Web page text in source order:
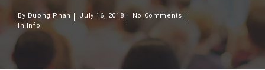
By Duong Phan July 16, 2018
No Comments
In Info